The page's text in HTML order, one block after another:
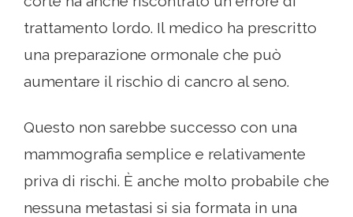
trattamento lordo. Il medico ha prescritto
una preparazione ormonale che può
aumentare il rischio di cancro al seno.
Questo non sarebbe successo con una
mammografia semplice e relativamente
priva di rischi. È anche molto probabile che
nessuna metastasi si sia formata in una